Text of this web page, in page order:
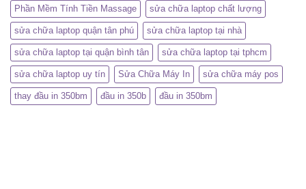
Phần Mềm Tính Tiền Massage sửa chữa laptop chất lượng
sửa chữa laptop quận tân phú sửa chữa laptop tại nhà
sửa chữa laptop tại quận bình tân sửa chữa laptop tại tphcm
sửa chữa laptop uy tín Sửa Chữa Máy In sửa chữa máy pos
thay đầu in 350bm đầu in 350b đầu in 350bm